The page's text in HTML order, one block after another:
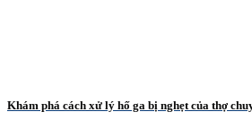
Khám phá cách xử lý hố ga bị nghẹt của thợ